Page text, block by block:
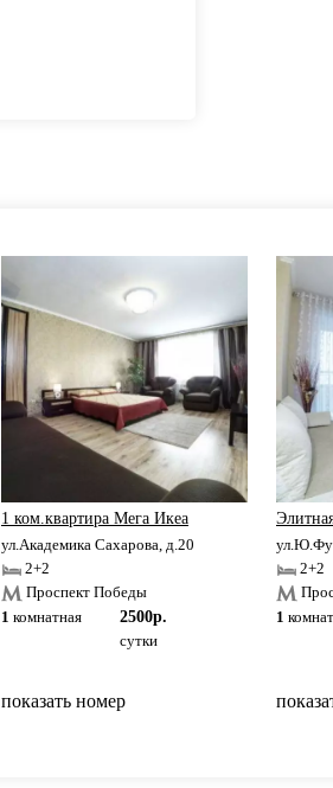
1 ком.квартира Мега Икеа
ул.Академика Сахарова, д.20
2+2
Проспект Победы
1 комнатная
2500р.
сутки
показать номер
2+2
1